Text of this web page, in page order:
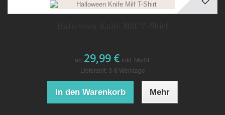
ab 29,99 € inkl. MwSt.
Lieferzeit: 3-8 Werktage
In den Warenkorb Mehr